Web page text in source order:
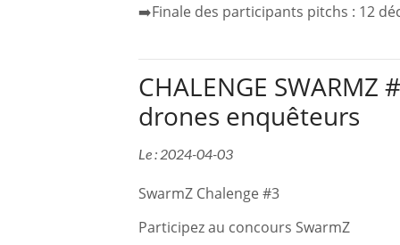
➡️Finale des participants pitchs : 12
CHALENGE
drones enquêteurs
Le : 2024-04-03
SwarmZ Chalenge #3
Participez au concours SwarmZ